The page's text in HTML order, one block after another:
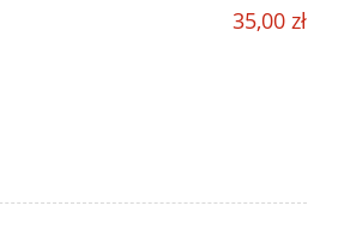
35,00 zł